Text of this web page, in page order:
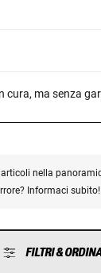
cura, ma senza
nella
Informaci subito!
FILTRI &